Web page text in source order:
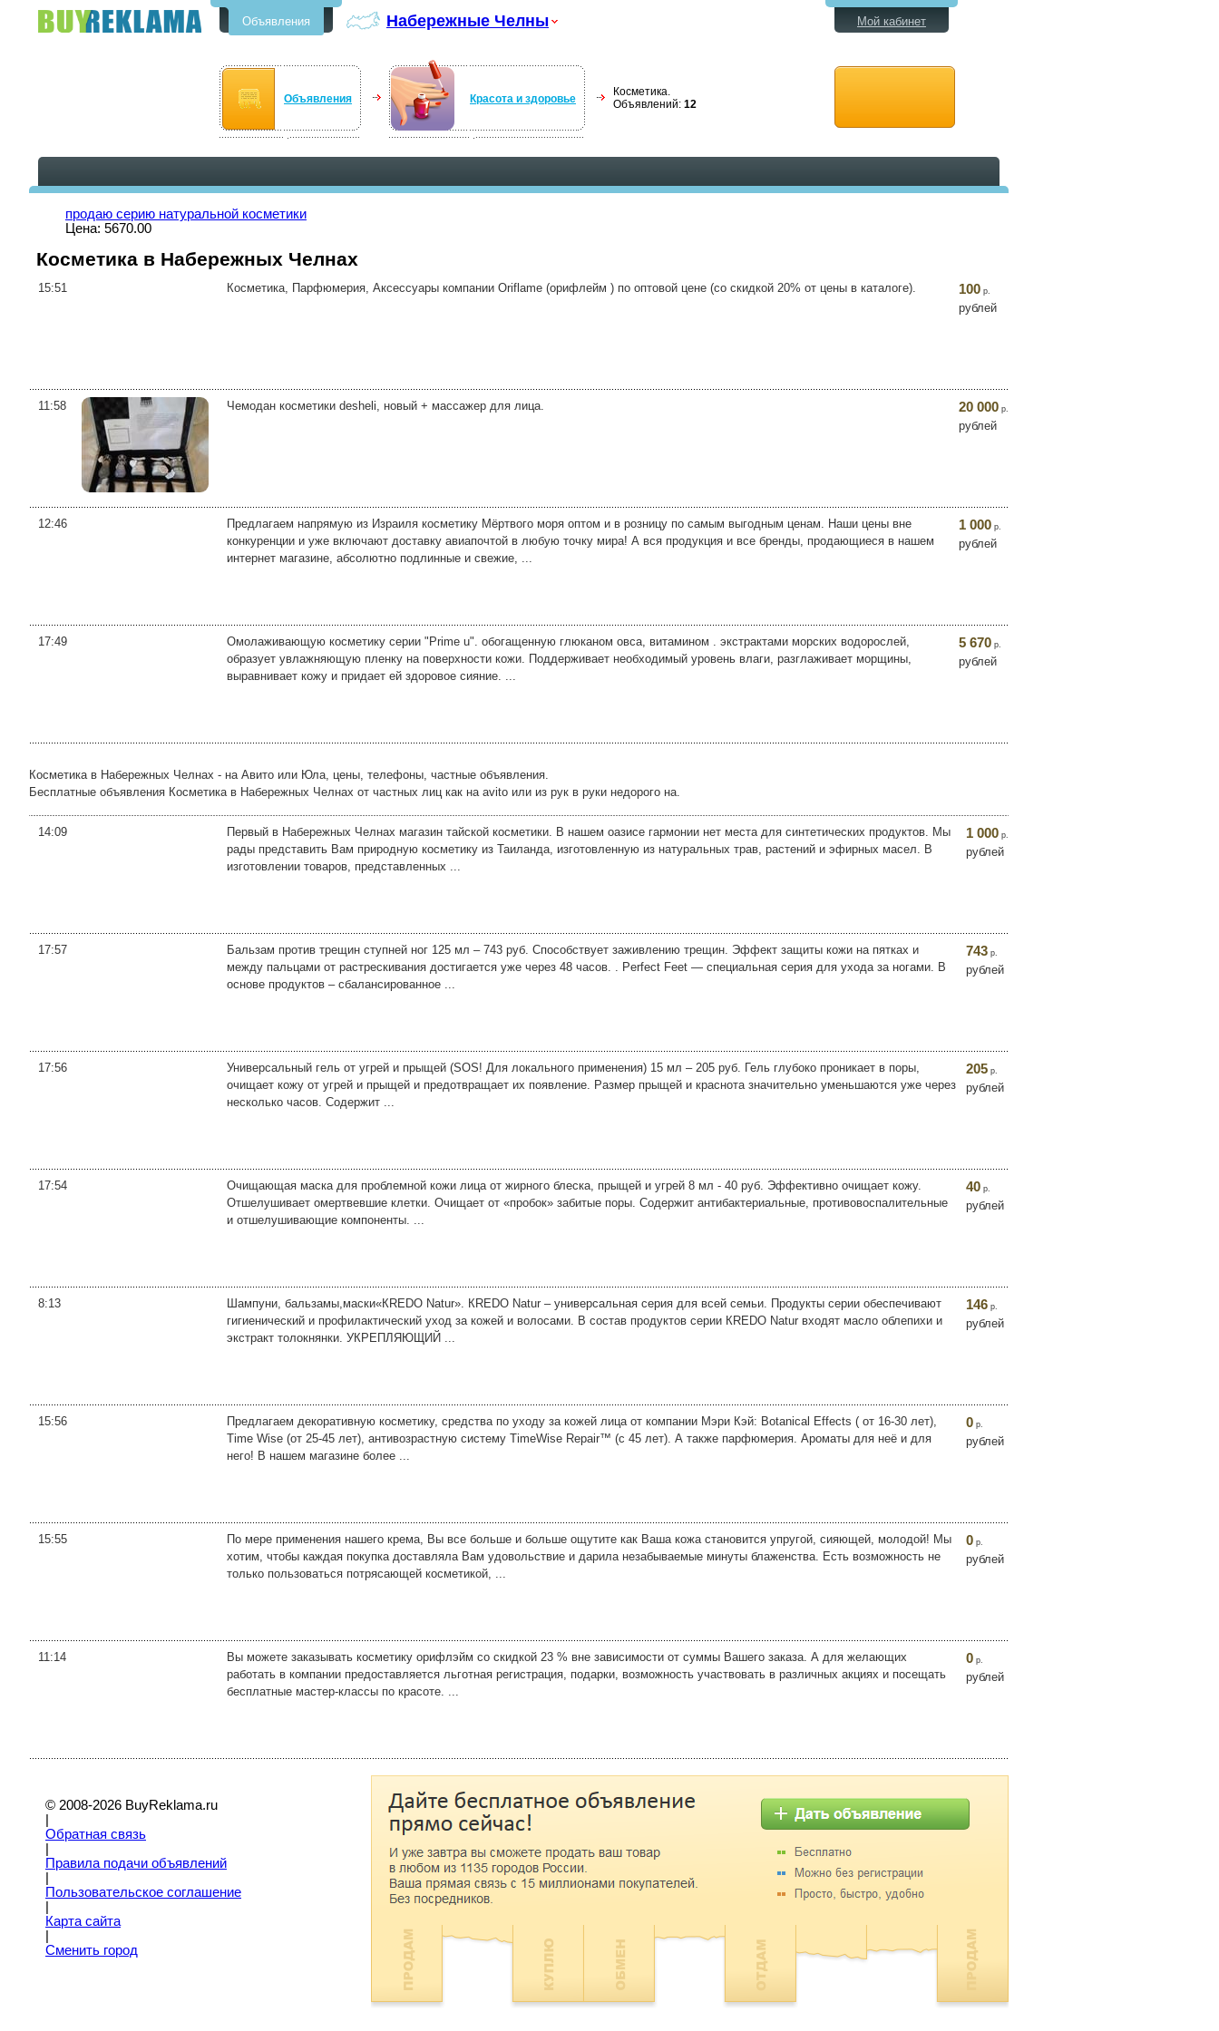
Объявления Набережные Челны
Объявления Красота и здоровье
Косметика.
Объявлений: 12
Мой кабинет
продаю серию натуральной косметики
Цена: 5670.00
Косметика в Набережных Челнах
15:51 Косметика, Парфюмерия, Аксессуары компании Oriflame (орифлейм ) по оптовой цене (со скидкой 20% от цены в каталоге). 100 р.
рублей
11:58 Чемодан косметики desheli, новый + массажер для лица. 20 000 р.
рублей
12:46
Предлагаем напрямую из Израиля косметику Мёртвого моря оптом и в розницу по самым выгодным ценам. Наши цены вне
конкуренции и уже включают доставку авиапочтой в любую точку мира! А вся продукция и все бренды, продающиеся в нашем
интернет магазине, абсолютно подлинные и свежие, ...
1 000 р.
рублей
17:49
Омолаживающую косметику серии "Prime u". обогащенную глюканом овса, витамином . экстрактами морских водорослей,
образует увлажняющую пленку на поверхности кожи. Поддерживает необходимый уровень влаги, разглаживает морщины,
выравнивает кожу и придает ей здоровое сияние. ...
5 670 р.
рублей
Косметика в Набережных Челнах - на Авито или Юла, цены, телефоны, частные объявления.
Бесплатные объявления Косметика в Набережных Челнах от частных лиц как на avito или из рук в руки недорого на.
14:09
Первый в Набережных Челнах магазин тайской косметики. В нашем оазисе гармонии нет места для синтетических продуктов. Мы
рады представить Вам природную косметику из Таиланда, изготовленную из натуральных трав, растений и эфирных масел. В
изготовлении товаров, представленных ...
1 000 р.
рублей
17:57
Бальзам против трещин ступней ног 125 мл – 743 руб. Способствует заживлению трещин. Эффект защиты кожи на пятках и
между пальцами от растрескивания достигается уже через 48 часов. . Perfect Feet — специальная серия для ухода за ногами. В
основе продуктов – сбалансированное ...
743 р.
рублей
17:56
Универсальный гель от угрей и прыщей (SOS! Для локального применения) 15 мл – 205 руб. Гель глубоко проникает в поры,
очищает кожу от угрей и прыщей и предотвращает их появление. Размер прыщей и краснота значительно уменьшаются уже через
несколько часов. Содержит ...
205 р.
рублей
17:54
Очищающая маска для проблемной кожи лица от жирного блеска, прыщей и угрей 8 мл - 40 руб. Эффективно очищает кожу.
Отшелушивает омертвевшие клетки. Очищает от «пробок» забитые поры. Содержит антибактериальные, противовоспалительные
и отшелушивающие компоненты. ...
40 р.
рублей
8:13
Шампуни, бальзамы,маски«КREDO Natur». КREDO Natur – универсальная серия для всей семьи. Продукты серии обеспечивают
гигиенический и профилактический уход за кожей и волосами. В состав продуктов серии КREDO Natur входят масло облепихи и
экстракт толокнянки. УКРЕПЛЯЮЩИЙ ...
146 р.
рублей
15:56
Предлагаем декоративную косметику, средства по уходу за кожей лица от компании Мэри Кэй: Botanical Effects ( от 16-30 лет),
Time Wise (от 25-45 лет), антивозрастную систему TimeWise Repair™ (с 45 лет). А также парфюмерия. Ароматы для неё и для
него! В нашем магазине более ...
0 р.
рублей
15:55
По мере применения нашего крема, Вы все больше и больше ощутите как Ваша кожа становится упругой, сияющей, молодой! Мы
хотим, чтобы каждая покупка доставляла Вам удовольствие и дарила незабываемые минуты блаженства. Есть возможность не
только пользоваться потрясающей косметикой, ...
0 р.
рублей
11:14
Вы можете заказывать косметику орифлэйм со скидкой 23 % вне зависимости от суммы Вашего заказа. А для желающих
работать в компании предоставляется льготная регистрация, подарки, возможность участвовать в различных акциях и посещать
бесплатные мастер-классы по красоте. ...
0 р.
рублей
© 2008-2026 BuyReklama.ru
Обратная связь
Правила подачи объявлений
Пoльзовательское соглашение
Карта сайта
Сменить город